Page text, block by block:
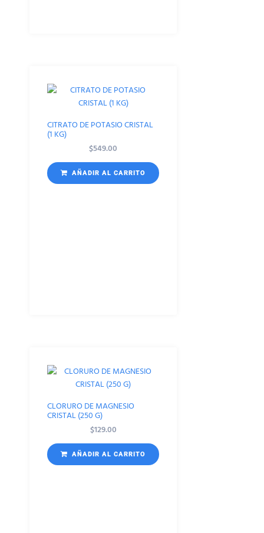
CITRATO DE POTASIO CRISTAL
(1 KG)
$549.00
AÑADIR AL CARRITO
CLORURO DE MAGNESIO
CRISTAL (250 G)
$129.00
AÑADIR AL CARRITO